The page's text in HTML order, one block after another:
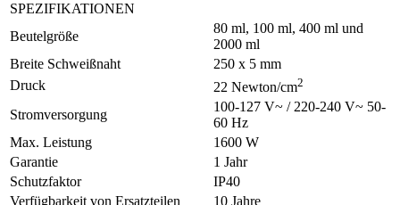
SPEZIFIKATIONEN
Beutelgröße
80 ml, 100 ml, 400 ml und
2000 ml
Breite Schweißnaht
250 x 5 mm
Druck
22 Newton/cm2
Stromversorgung
100-127 V~ / 220-240 V~ 50-
60 Hz
Max. Leistung
1600 W
Garantie
1 Jahr
Schutzfaktor
IP40
Verfügbarkeit von Ersatzteilen
10 Jahre